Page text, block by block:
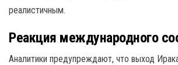
реалистичным.
Реакция международного
Аналитики предупреждают, что выход